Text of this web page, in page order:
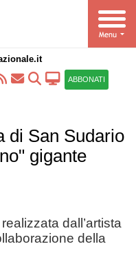
ABBONATI
di San Sudario
gigante
dall’artista
della